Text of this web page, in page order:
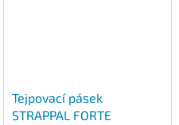
Tejpovací pásek
STRAPPAL FORTE